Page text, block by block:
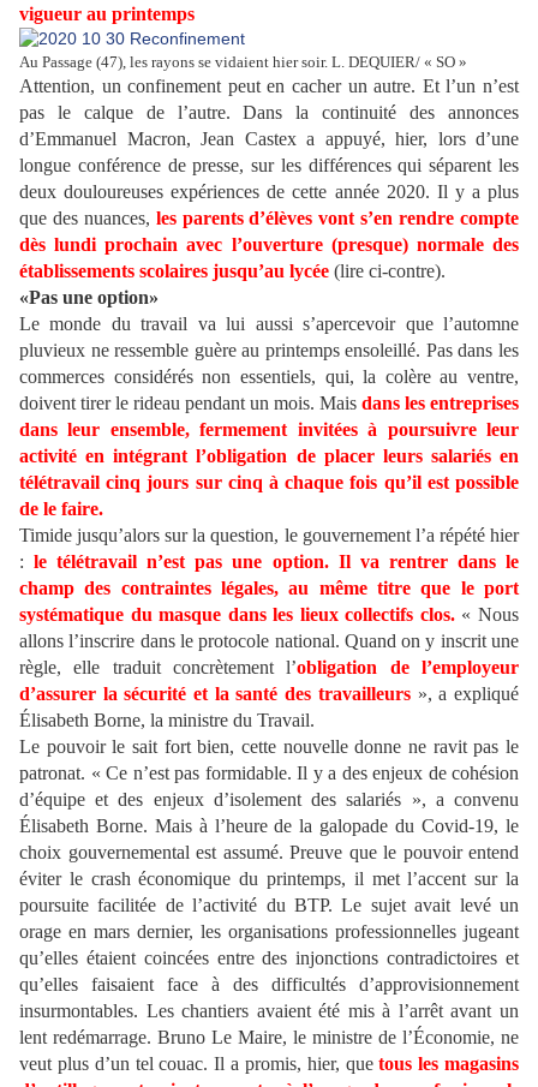
vigueur au printemps
Au Passage (47), les rayons se vidaient hier soir. L. DEQUIER/ « SO »
Attention, un confinement peut en cacher un autre. Et l’un n’est
pas le calque de l’autre. Dans la continuité des annonces
d’Emmanuel Macron, Jean Castex a appuyé, hier, lors d’une
longue conférence de presse, sur les différences qui séparent les
deux douloureuses expériences de cette année 2020. Il y a plus
que des nuances, les parents d’élèves vont s’en rendre compte
dès lundi prochain avec l’ouverture (presque) normale des
établissements scolaires jusqu’au lycée (lire ci-contre).
«Pas une option»
Le monde du travail va lui aussi s’apercevoir que l’automne
pluvieux ne ressemble guère au printemps ensoleillé. Pas dans les
commerces considérés non essentiels, qui, la colère au ventre,
doivent tirer le rideau pendant un mois. Mais dans les entreprises
dans leur ensemble, fermement invitées à poursuivre leur
activité en intégrant l’obligation de placer leurs salariés en
télétravail cinq jours sur cinq à chaque fois qu’il est possible
de le faire.
Timide jusqu’alors sur la question, le gouvernement l’a répété hier
:le télétravail n’est pas une option. Il va rentrer dans le
champ des contraintes légales, au même titre que le port
systématique du masque dans les lieux collectifs clos.« Nous
allons l’inscrire dans le protocole national. Quand on y inscrit une
règle, elle traduit concrètement l’obligation de l’employeur
d’assurer la sécurité et la santé des travailleurs », a expliqué
Élisabeth Borne, la ministre du Travail.
Le pouvoir le sait fort bien, cette nouvelle donne ne ravit pas le
patronat. « Ce n’est pas formidable. Il y a des enjeux de cohésion
d’équipe et des enjeux d’isolement des salariés », a convenu
Élisabeth Borne. Mais à l’heure de la galopade du Covid-19, le
choix gouvernemental est assumé. Preuve que le pouvoir entend
éviter le crash économique du printemps, il met l’accent sur la
poursuite facilitée de l’activité du BTP. Le sujet avait levé un
orage en mars dernier, les organisations professionnelles jugeant
qu’elles étaient coincées entre des injonctions contradictoires et
qu’elles faisaient face à des difficultés d’approvisionnement
insurmontables. Les chantiers avaient été mis à l’arrêt avant un
lent redémarrage. Bruno Le Maire, le ministre de l’Économie, ne
veut plus d’un tel couac. Il a promis, hier, quetous les magasins